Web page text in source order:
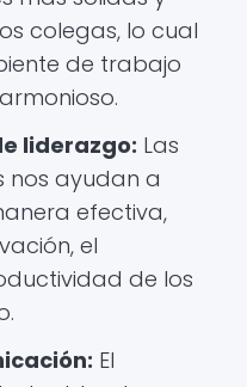
colegas, lo cual
de trabajo
liderazgo: Las
nos ayudan a
efectiva,
el
de los
El